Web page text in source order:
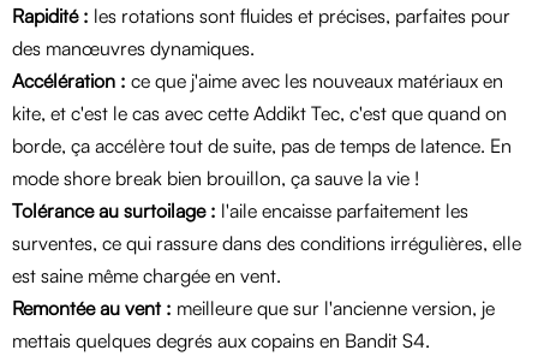
Rapidité : les rotations sont fluides et précises, parfaites pour
des manœuvres dynamiques.
Accélération : ce que j'aime avec les nouveaux matériaux en
kite, et c'est le cas avec cette Addikt Tec, c'est que quand on
borde, ça accélère tout de suite, pas de temps de latence. En
mode shore break bien brouillon, ça sauve la vie !
Tolérance au surtoilage : l'aile encaisse parfaitement les
surventes, ce qui rassure dans des conditions irrégulières, elle
est saine même chargée en vent.
Remontée au vent : meilleure que sur l'ancienne version, je
mettais quelques degrés aux copains en Bandit S4.